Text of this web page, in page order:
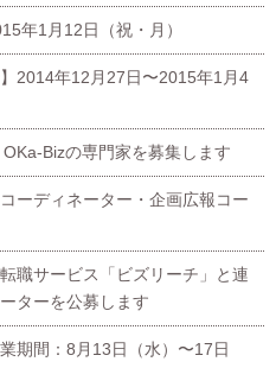
年1月12日（祝・月）
2014年12月27日〜2015年1月4
Bizの専門家を募集します
ーディネーター・企画広報コー
職サービス「ビズリーチ」と連
ターを公募します
期間：8月13日（水）〜17日